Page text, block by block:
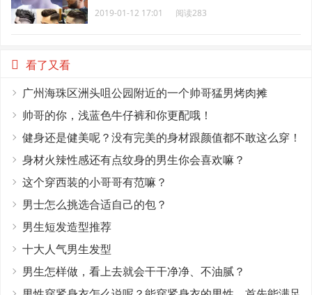
2019-01-12 17:01 阅读283
看了又看
广州海珠区洲头咀公园附近的一个帅哥猛男烤肉摊
帅哥的你，浅蓝色牛仔裤和你更配哦！
健身还是健美呢？没有完美的身材跟颜值都不敢这么穿！
身材火辣性感还有点纹身的男生你会喜欢嘛？
这个穿西装的小哥哥有范嘛？
男士怎么挑选合适自己的包？
男生短发造型推荐
十大人气男生发型
男生怎样做，看上去就会干干净净、不油腻？